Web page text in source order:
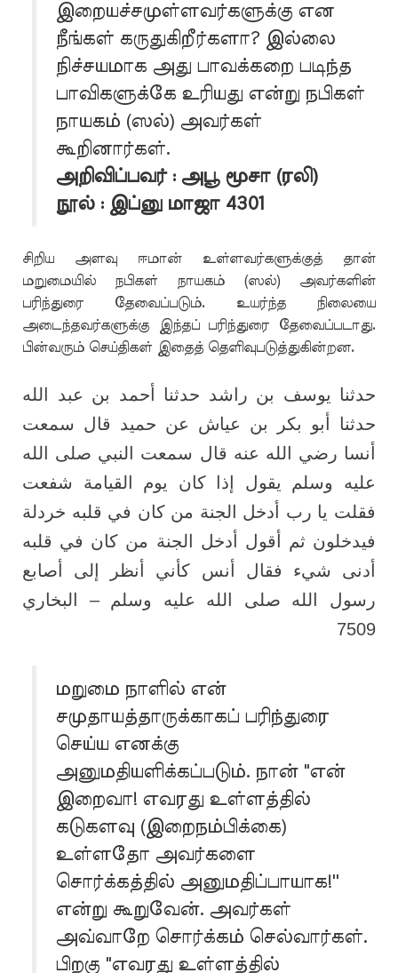
இறையச்சமுள்ளவர்களுக்கு என
நீங்கள் கருதுகிறீர்களா? இல்லை
நிச்சயமாக அது பாவக்கறை படிந்த
பாவிகளுக்கே உரியது என்று நபிகள்
நாயகம் (ஸல்) அவர்கள்
கூறினார்கள்.
அறிவிப்பவர் : அபூ மூசா (ரலி)
நூல் : இப்னு மாஜா 4301
சிறிய அளவு ஈமான் உள்ளவர்களுக்குத் தான்
மறுமையில் நபிகள் நாயகம் (ஸல்) அவர்களின்
பரிந்துரை தேவைப்படும். உயர்ந்த நிலையை
அடைந்தவர்களுக்கு இந்தப் பரிந்துரை தேவைப்படாது.
பின்வரும் செய்திகள் இதைத் தெளிவுபடுத்துகின்றன.
حدثنا يوسف بن راشد حدثنا أحمد بن عبد الله
حدثنا أبو بكر بن عياش عن حميد قال سمعت
أنسا رضي الله عنه قال سمعت النبي صلى الله
عليه وسلم يقول إذا كان يوم القيامة شفعت
فقلت يا رب أدخل الجنة من كان في قلبه خردلة
فيدخلون ثم أقول أدخل الجنة من كان في قلبه
أدنى شيء فقال أنس كأني أنظر إلى أصابع
رسول الله صلى الله عليه وسلم – البخاري
7509
மறுமை நாளில் என்
சமுதாயத்தாருக்காகப் பரிந்துரை
செய்ய எனக்கு
அனுமதியளிக்கப்படும். நான் "என்
இறைவா! எவரது உள்ளத்தில்
கடுகளவு (இறைநம்பிக்கை)
உள்ளதோ அவர்களை
சொர்க்கத்தில் அனுமதிப்பாயாக!''
என்று கூறுவேன். அவர்கள்
அவ்வாறே சொர்க்கம் செல்வார்கள்.
பிறகு "எவரது உள்ளத்தில்